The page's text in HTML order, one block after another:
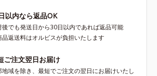
以内なら返品OK
後でも発送日から30日以内であれば返品可能
返送料はオルビスが負担いたします
ご注文翌日お届け
地域を除き、最短でご注文の翌日にお届けいたし